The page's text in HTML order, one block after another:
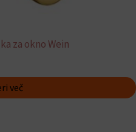
za okno Wein
več